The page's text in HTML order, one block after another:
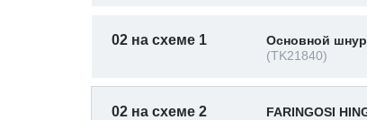
02 на схеме 1
Основной
(TK21840)
02 на схеме 2 FARINGOSI